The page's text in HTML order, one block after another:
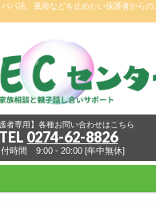
パ活、風俗などを止めたい保護者からの
護者専用】各種お問い合わせはこちら
TEL 0274-62-8826
時間 9:00 - 20:00 [年中無休]